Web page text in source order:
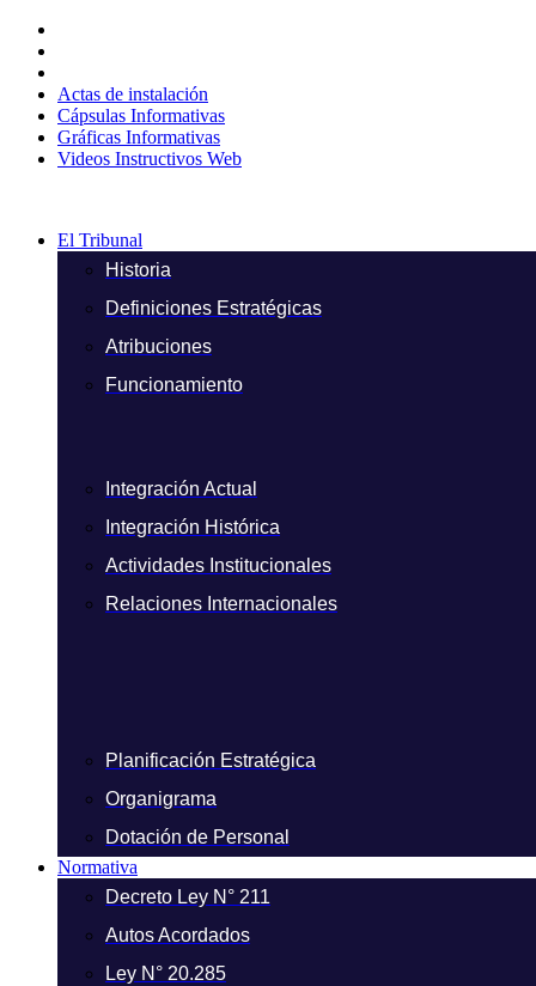
contenido
Actas de instalación
Cápsulas Informativas
Gráficas Informativas
Videos Instructivos Web
El Tribunal
Historia
Definiciones Estratégicas
Atribuciones
Funcionamiento
Integración Actual
Integración Histórica
Actividades Institucionales
Relaciones Internacionales
Planificación Estratégica
Organigrama
Dotación de Personal
Normativa
Decreto Ley N° 211
Autos Acordados
Ley N° 20.285